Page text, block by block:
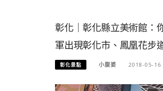
彰化｜彰化縣立美術館：
軍出現彰化市、鳳凰花步
彰化景點 小腹婆 2018-05-16